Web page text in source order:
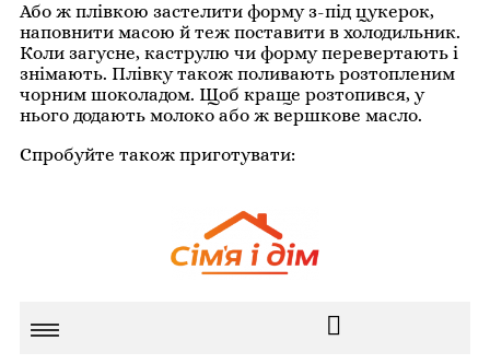
Або ж плівкою застелити форму з-під цукерок,
наповнити масою й теж поставити в холодильник.
Коли загусне, каструлю чи форму перевертають і
знімають. Плівку також поливають розтопленим
чорним шоколадом. Щоб краще розтопився, у
нього додають молоко або ж вершкове масло.
Спробуйте також приготувати: